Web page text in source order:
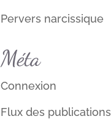
Pervers narcissique
Méta
Connexion
Flux des publications